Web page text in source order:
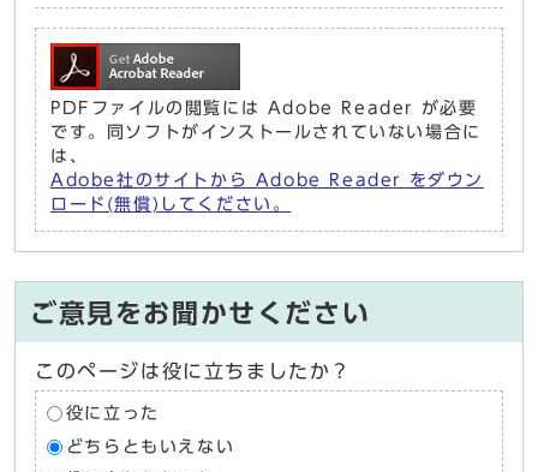
PDFファイルの閲覧には Adobe Reader が必要
です。同ソフトがインストールされていない場合に
は、
Adobe社のサイトから Adobe Reader をダウン
ロード(無償)してください。
ご意見をお聞かせください
このページは役に立ちましたか？
役に立った
どちらともいえない